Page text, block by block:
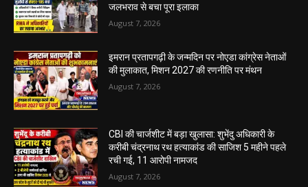
जलभराव से बचा पूरा इलाका
August 7, 2026
इमरान प्रतापगढ़ी के जन्मदिन पर नोएडा कांग्रेस नेताओं
की मुलाकात, मिशन 2027 की रणनीति पर मंथन
August 7, 2026
CBI की चार्जशीट में बड़ा खुलासा: शुभेंदु अधिकारी के
करीबी चंद्रनाथ रथ हत्याकांड की साजिश 5 महीने पहले
रची गई, 11 आरोपी नामजद
August 7, 2026